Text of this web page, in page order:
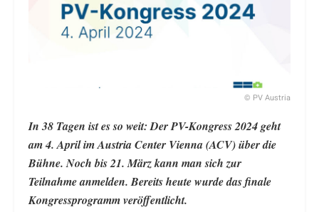
© PV Austria
In 38 Tagen ist es so weit: Der PV-Kongress 2024 geht
am 4. April im Austria Center Vienna (ACV) über die
Bühne. Noch bis 21. März kann man sich zur
Teilnahme anmelden. Bereits heute wurde das finale
Kongressprogramm veröffentlicht.